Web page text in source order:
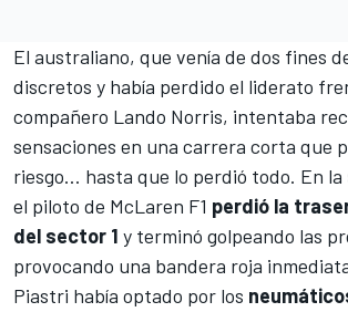
El australiano, que venía de dos fines
discretos y había perdido el liderato
compañero Lando Norris, intentaba
sensaciones en una carrera corta que
riesgo… hasta que lo perdió todo. En la
el piloto de McLaren F1 perdió la
del sector 1 y terminó golpeando las
provocando una bandera roja
Piastri había optado por los